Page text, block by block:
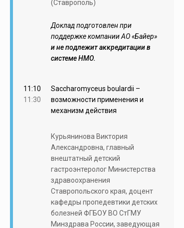
(Ставрополь)
Доклад подготовлен при
поддержке компании АО «Байер»
и не подлежит аккредитации в
системе НМО.
11:10
11:30
Saccharomyceus boulardii –
возможности применения и
механизм действия
Курьянинова Виктория
Александровна, главный
внештатный детский
гастроэнтеролог Министерства
здравоохранения
Ставропольского края, доцент
кафедры пропедевтики детских
болезней ФГБОУ ВО СтГМУ
Минздрава России, заведующая